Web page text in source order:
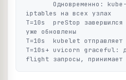
iptables на всех узлах
T=10s  preStop
уже обновлены
T=10s  kubelet отправляет
T=10s+ uvicorn graceful: